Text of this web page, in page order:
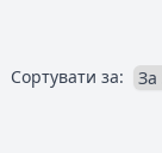
Сортувати за: